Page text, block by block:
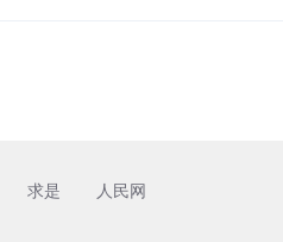
求是 人民网